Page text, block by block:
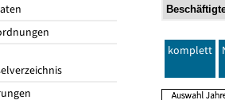
komplett